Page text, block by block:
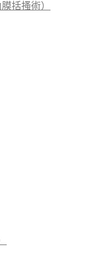
括搔術）